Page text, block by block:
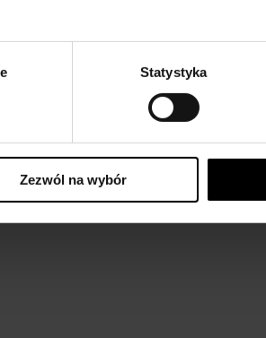
Statystyka
Zezwól na wybór